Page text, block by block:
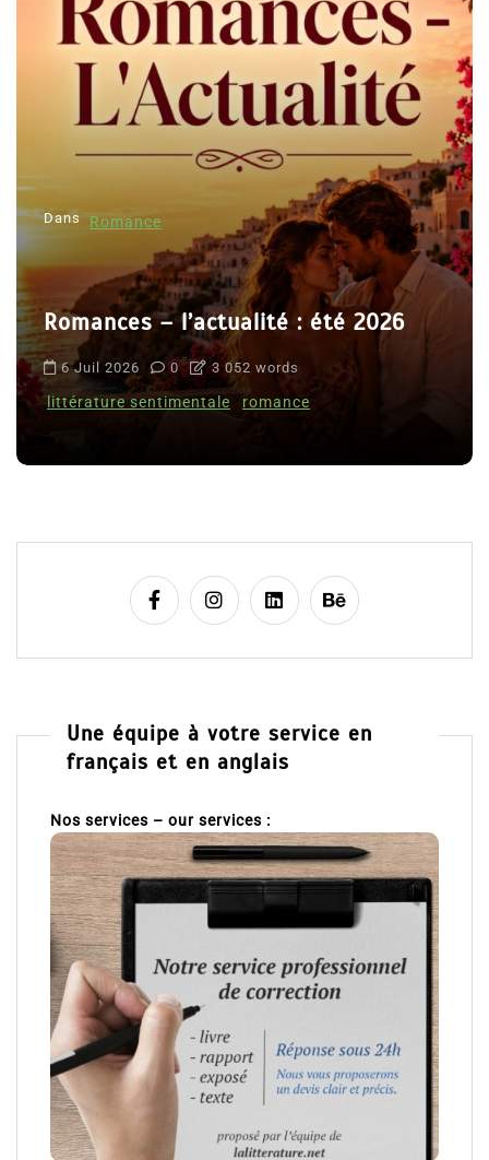
Dans Romance
Romances – l’actualité : été 2026
6 Juil 2026 0 3 052 words
littérature sentimentale romance
Une équipe à votre service en
français et en anglais
Nos services – our services :